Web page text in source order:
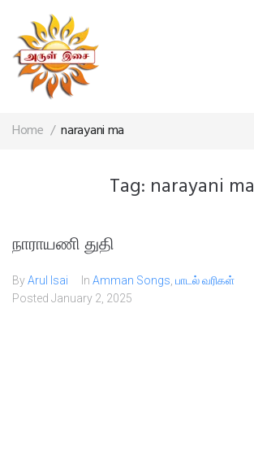
Home / narayani ma
Tag: narayani ma
நாராயணி துதி
ByArul Isai In Amman Songs பாடல் வரிகள்
Posted January 2, 2025